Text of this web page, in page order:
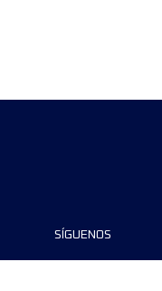
SÍGUENOS